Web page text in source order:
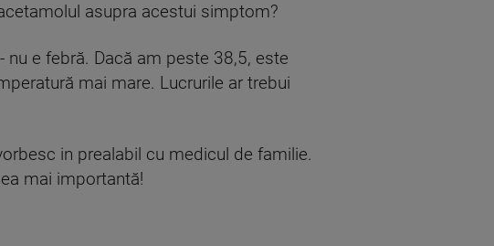
asupra acestui simptom?
e febră. Dacă am peste 38,5, este
mai mare. Lucrurile ar trebui
in prealabil cu medicul de familie.
mai importantă!